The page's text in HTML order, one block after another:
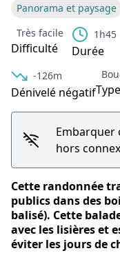
Panorama et paysage
Très facile
Difficulté
1h45
Durée
-126m
Dénivelé négatif
Embarquer
hors
Cette randonnée
publics dans des
balisé). Cette
avec les lisières et
éviter les jours de